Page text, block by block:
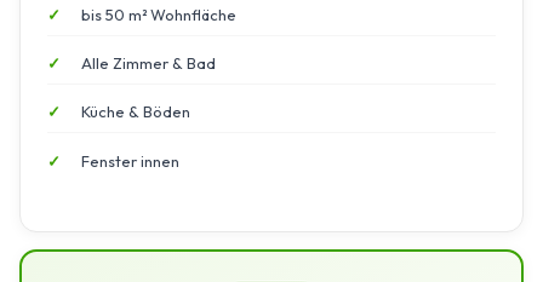
bis 50 m² Wohnfläche
Alle Zimmer & Bad
Küche & Böden
Fenster innen